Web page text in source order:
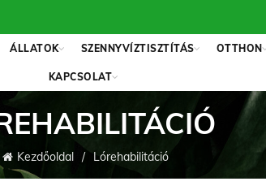
ÁLLATOK SZENNYVÍZTISZTÍTÁS OTTHON
KAPCSOLAT
Kezdőoldal Lórehabilitáció